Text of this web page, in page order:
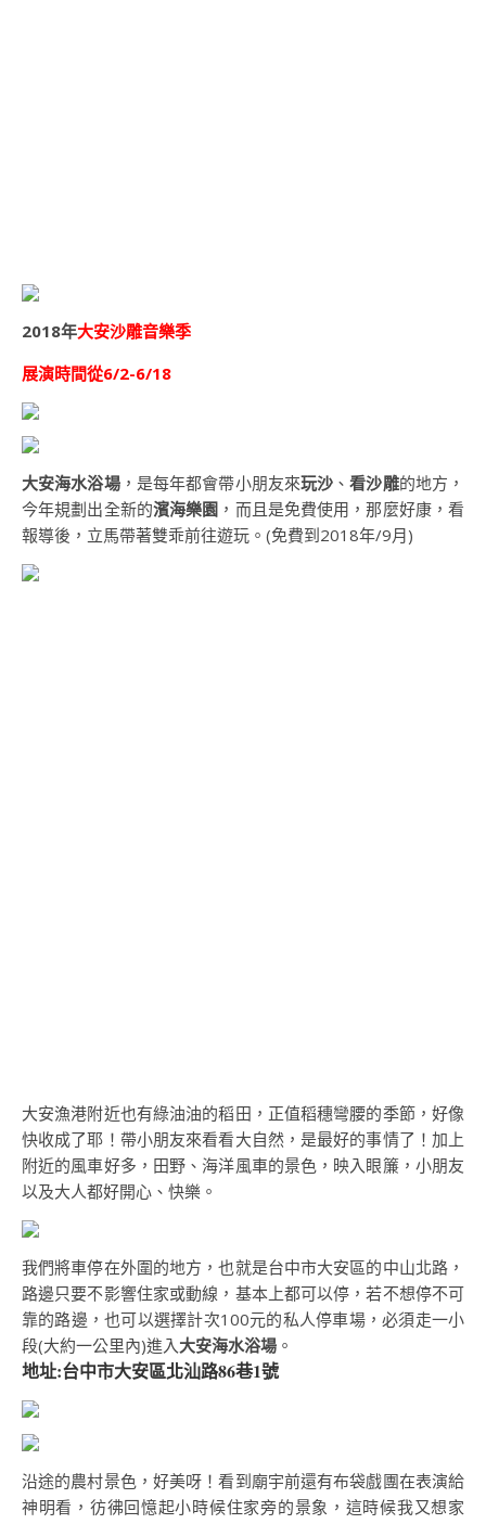
2018年大安沙雕音樂季
展演時間從6/2-6/18
大安海水浴場，是每年都會帶小朋友來玩沙 、看沙雕的地方，
今年規劃出全新的濱海樂園 ，而且是免費使用，那麼好康，看
報導後，立馬帶著雙乖前往遊玩。(免費到2018年/9月)
大安漁港附近也有綠油油的稻田，正值稻穗彎腰的季節，好像
快收成了耶！帶小朋友來看看大自然，是最好的事情了！加上
附近的風車好多，田野、海洋風車的景色，映入眼簾，小朋友
以及大人都好開心、快樂。
我們將車停在外圍的地方，也就是台中市大安區的中山北路，
路邊只要不影響住家或動線，基本上都可以停，若不想停不可
靠的路邊，也可以選擇計次100元的私人停車場，必須走一小
段(大約一公里內)進入大安海水浴場 。
地址:台中市大安區北汕路86巷1號
沿途的農村景色，好美呀！看到廟宇前還有布袋戲團在表演給
神明看，彷彿回憶起小時候住家旁的景象，這時候我又想家